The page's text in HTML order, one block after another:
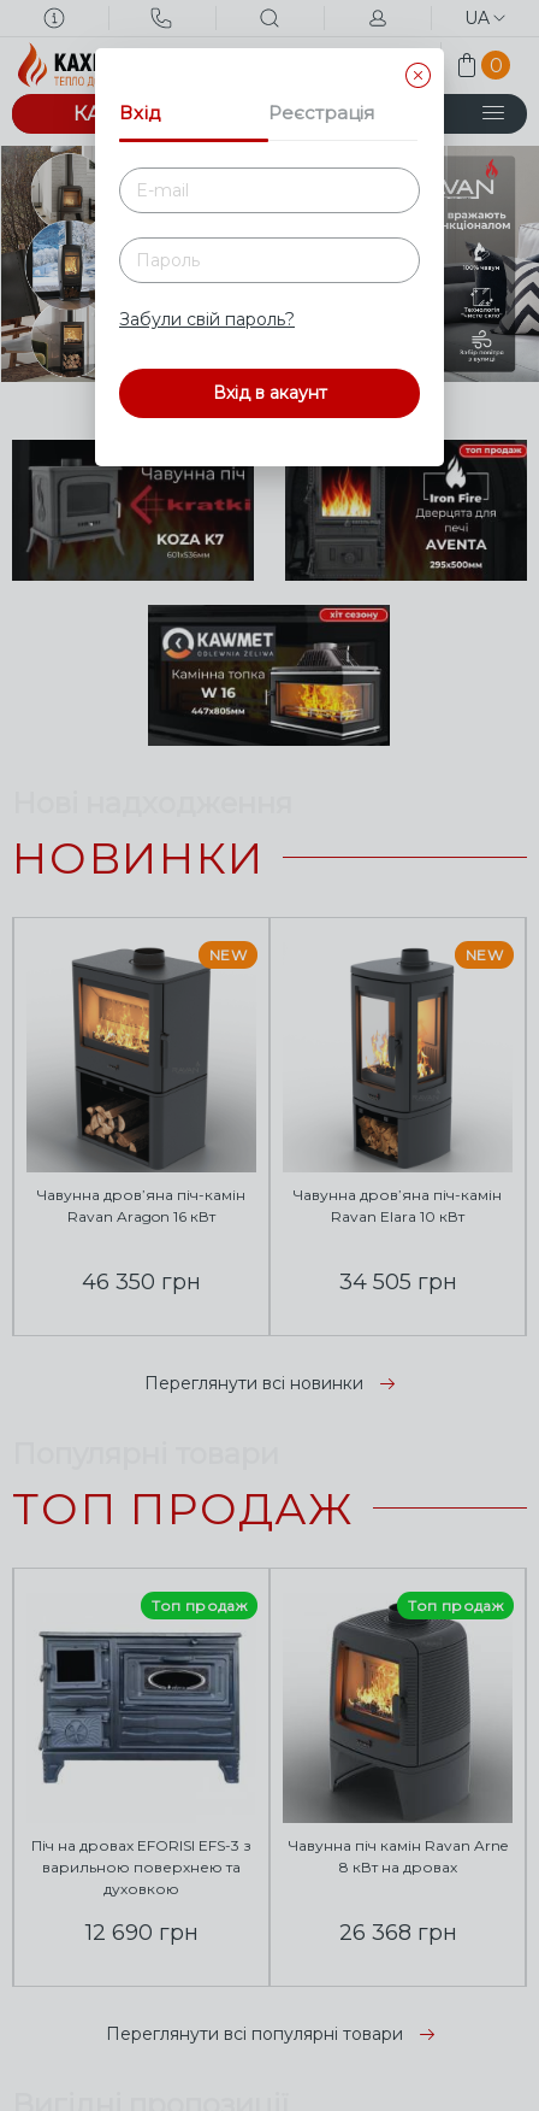
UA
0
Вхід Реєстрація
Забули свій пароль?
Вхід в акаунт
КАТАЛОГ
НОВИНКИ
NEW
Чавунна дров’яна піч-камін
Ravan Aragon 16 кВт
46 350 грн
NEW
Чавунна дров’яна піч-камін
Ravan Elara 10 кВт
34 505 грн
Переглянути всі новинки
ТОП ПРОДАЖ
Топ продаж
Піч на дровах EFORISI EFS-3 з
варильною поверхнею та
духовкою
12 690 грн
Топ продаж
Чавунна піч камін Ravan Arne
8 кВт на дровах
26 368 грн
Переглянути всі популярні товари